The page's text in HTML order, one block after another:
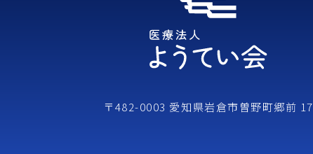
〒482-0003 愛知県岩倉市曽野町郷前 17